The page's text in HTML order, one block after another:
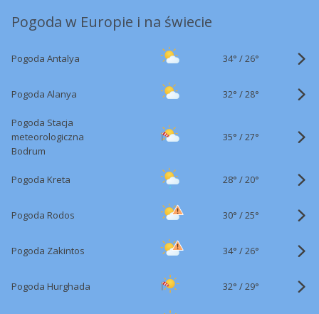
Pogoda w Europie i na świecie
Pogoda Antalya 34° /26°
Pogoda Alanya 32° /28°
Pogoda Stacja
meteorologiczna
Bodrum
35° /27°
Pogoda Kreta 28° /20°
Pogoda Rodos 30° /25°
Pogoda Zakintos 34° /26°
Pogoda Hurghada 32° /29°